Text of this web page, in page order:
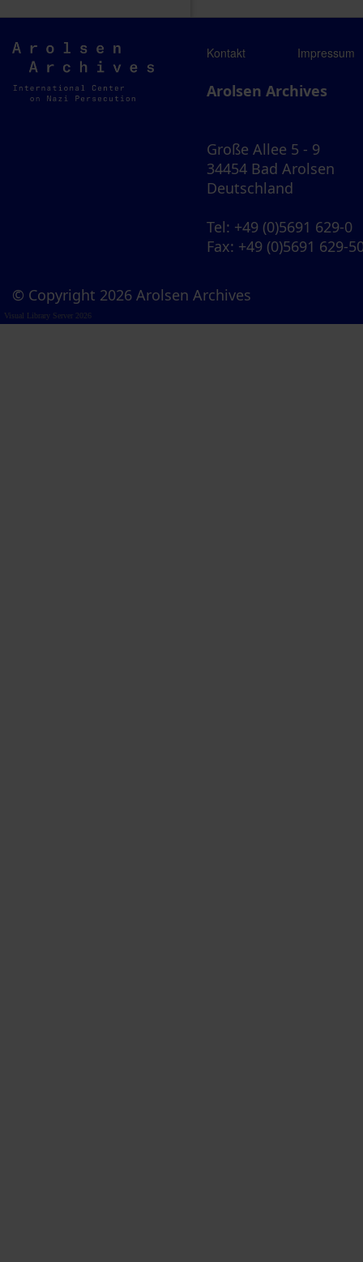
Arolsen
Archives
Kontakt Impressum
Arolsen Archives
Große Allee 5 - 9
34454 Bad Arolsen
Deutschland
Tel: +49 (0)5691 629-0
Fax: +49 (0)5691 629-
© Copyright 2026 Arolsen Archives
Visual Library Server 2026